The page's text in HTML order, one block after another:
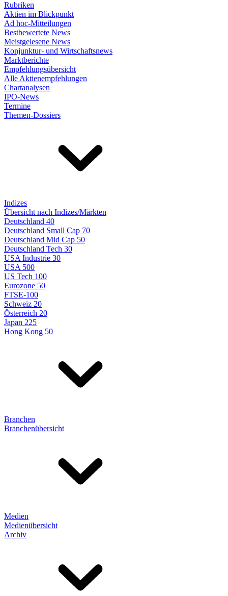
Rubriken
Aktien im Blickpunkt
Ad hoc-Mitteilungen
Bestbewertete News
Meistgelesene News
Konjunktur- und Wirtschaftsnews
Marktberichte
Empfehlungsübersicht
Alle Aktienempfehlungen
Chartanalysen
IPO-News
Termine
Themen-Dossiers
Indizes
Übersicht nach Indizes/Märkten
Deutschland 40
Deutschland Small Cap 70
Deutschland Mid Cap 50
Deutschland Tech 30
USA Industrie 30
USA 500
US Tech 100
Eurozone 50
FTSE-100
Schweiz 20
Österreich 20
Japan 225
Hong Kong 50
Branchen
Branchenübersicht
Medien
Medienübersicht
Archiv